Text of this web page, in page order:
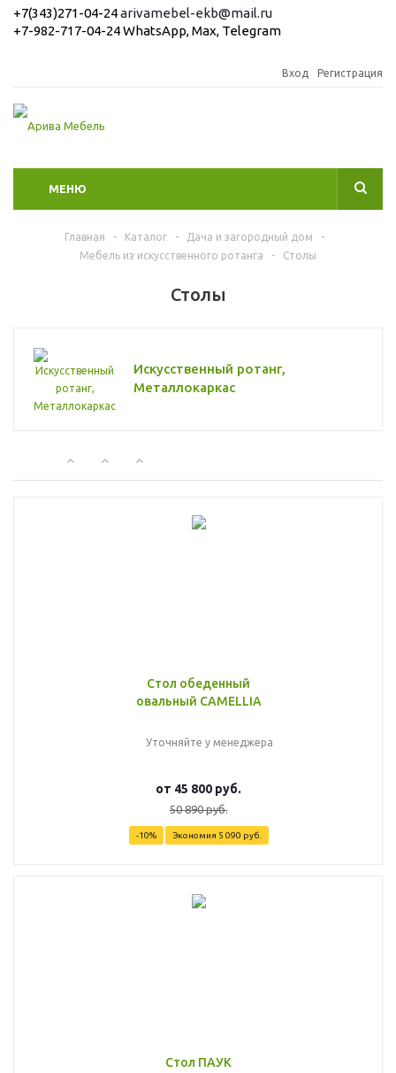
+7(343)271-04-24arivamebel-ekb@mail.ru
+7-982-717-04-24 WhatsApp, Max, Telegram
Вход Регистрация
МЕНЮ
Главная - Каталог - Дача и загородный дом
-
Мебель из искусственного ротанга
- Столы
Столы
Искусственный ротанг,
Металлокаркас
Стол обеденный
овальный CAMELLIA
Уточняйте у менеджера
от 45 800 руб.
50 890 руб.
-10% Экономия 5 090 руб.
Стол ПАУК